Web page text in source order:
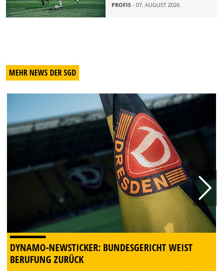
PROFIS - 07. AUGUST 2026
MEHR NEWS DER SGD
DYNAMO-NEWSTICKER: BUNDESGERICHT WEIST
BERUFUNG ZURÜCK